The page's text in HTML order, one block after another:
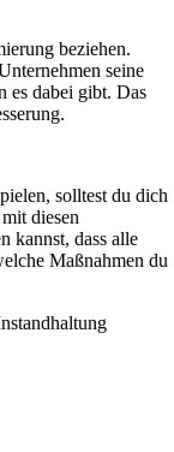
beziehen.
seine
es dabei gibt. Das
solltest du dich
diesen
kannst, dass alle
Maßnahmen du